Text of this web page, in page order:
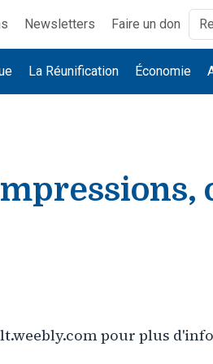
Newsletters Faire un don
La Réunification Économie
pour plus d'info